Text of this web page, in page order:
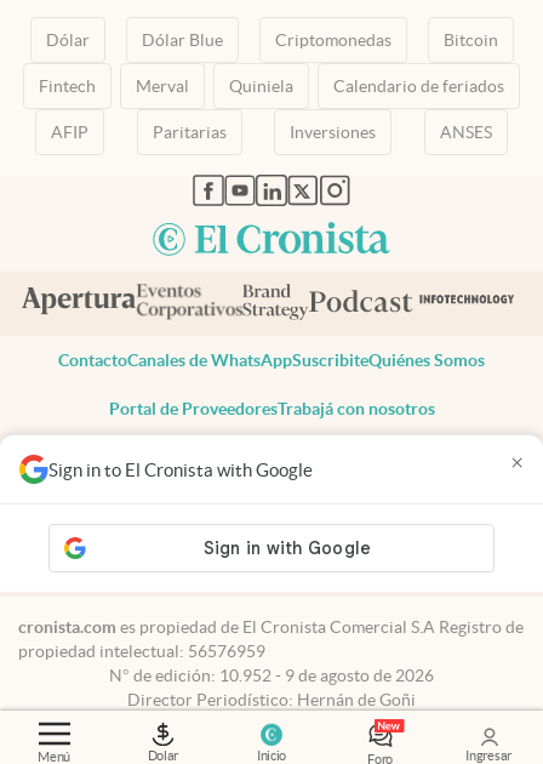
Menú Dolar Inicio Foro Ingresar
Sign in to El Cronista with Google ×
Dólar Dólar Blue Criptomonedas Bitcoin
Fintech Merval Quiniela Calendario de feriados
AFIP Paritarias Inversiones ANSES
abre en nueva pestaña
abre en nueva pestaña
abre en nueva pestaña
abre en nueva pestaña
abre en nueva pestaña
ContactoCanales de WhatsAppSuscribiteQuiénes Somos
Portal de ProveedoresTrabajá con nosotros
Todos los derechos reservados
Privacidad
Consentimiento
Tel:+54 11 7078-3270
cronista.com es propiedad de El Cronista Comercial S.A Registro de
propiedad intelectual: 56576959
N° de edición: 10.952 - 9 de agosto de 2026
Director Periodístico: Hernán de Goñi